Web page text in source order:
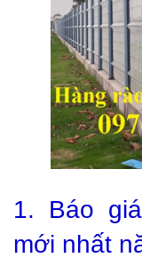
1. Báo
mới nhất